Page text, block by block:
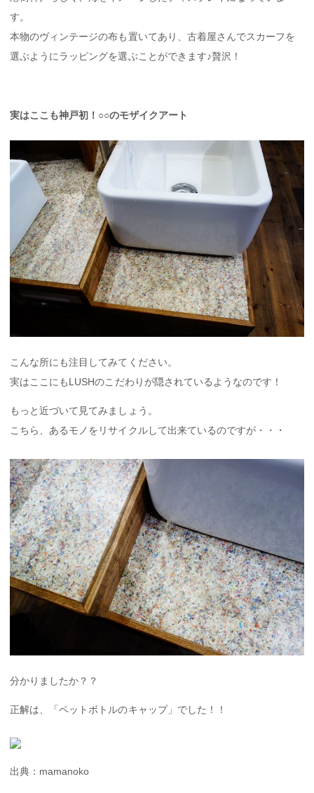
す。
本物のヴィンテージの布も置いてあり、古着屋さんでスカーフを
選ぶようにラッピングを選ぶことができます♪贅沢！
実はここも神戸初！○○のモザイクアート
こんな所にも注目してみてください。
実はここにもLUSHのこだわりが隠されているようなのです！
もっと近づいて見てみましょう。
こちら、あるモノをリサイクルして出来ているのですが・・・
分かりましたか？？
正解は、「ペットボトルのキャップ」でした！！
出典：mamanoko